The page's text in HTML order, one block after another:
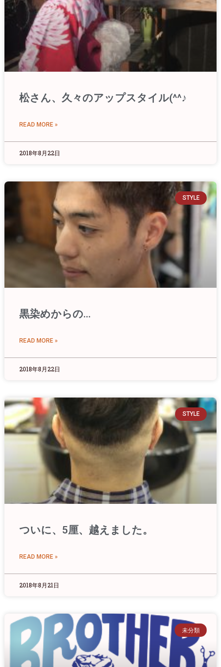
松さん、久々のアップスタイル(^^♪
READ MORE »
2018年8月22日
STYLE
黒染めからの…
READ MORE »
2018年8月22日
STYLE
ついに、5厘、越えました。
READ MORE »
2018年8月21日
未分類